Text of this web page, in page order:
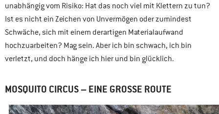
unabhängig vom Risiko: Hat das noch viel mit Klettern zu tun?
Ist es nicht ein Zeichen von Unvermögen oder zumindest
Schwäche, sich mit einem derartigen Materialaufwand
hochzuarbeiten? Mag sein. Aber ich bin schwach, ich bin
verletzt, und doch hänge ich hier und bin glücklich.
MOSQUITO CIRCUS – EINE GROSSE ROUTE